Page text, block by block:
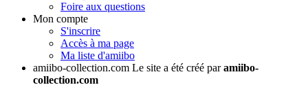
Foire aux questions
Mon compte
S'inscrire
Accès à ma page
Ma liste d'amiibo
amiibo-collection.com Le site a été créé paramiibo-
collection.com